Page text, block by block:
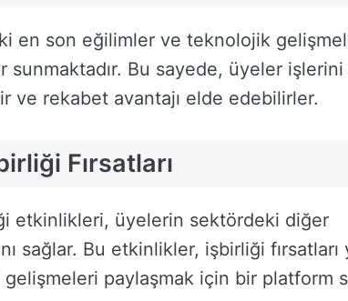
en son eğilimler ve teknolojik
Bu sayede, üyeler işlerini
ve rekabet avantajı elde edebilirler.
Fırsatları
etkinlikleri, üyelerin sektördeki diğer
sağlar. Bu etkinlikler, işbirliği fırsatları
gelişmeleri paylaşmak için bir platform